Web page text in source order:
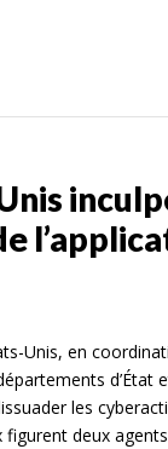
Unis, en
d’État
les
deux